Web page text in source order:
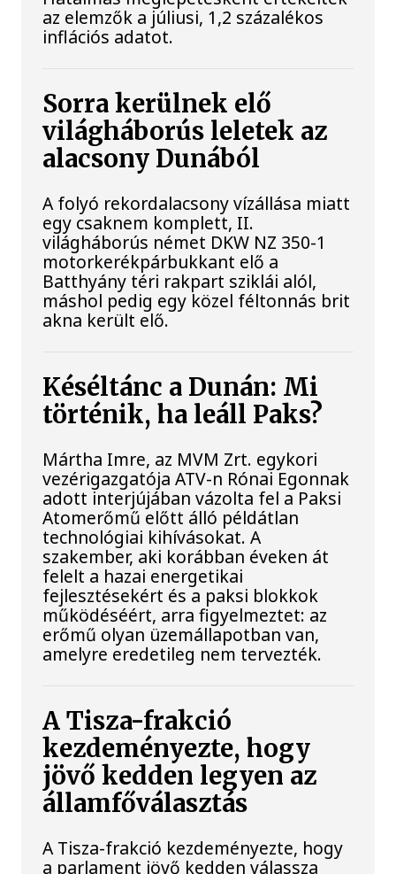
az elemzők a júliusi, 1,2 százalékos
inflációs adatot.
Sorra kerülnek elő
világháborús leletek az
alacsony Dunából
A folyó rekordalacsony vízállása miatt
egy csaknem komplett, II.
világháborús német DKW NZ 350-1
motorkerékpárbukkant elő a
Batthyány téri rakpart sziklái alól,
máshol pedig egy közel féltonnás brit
akna került elő.
Késéltánc a Dunán: Mi
történik, ha leáll Paks?
Mártha Imre, az MVM Zrt. egykori
vezérigazgatója ATV-n Rónai Egonnak
adott interjújában vázolta fel a Paksi
Atomerőmű előtt álló példátlan
technológiai kihívásokat. A
szakember, aki korábban éveken át
felelt a hazai energetikai
fejlesztésekért és a paksi blokkok
működéséért, arra figyelmeztet: az
erőmű olyan üzemállapotban van,
amelyre eredetileg nem tervezték.
A Tisza-frakció
kezdeményezte, hogy
jövő kedden legyen az
államfőválasztás
A Tisza-frakció kezdeményezte, hogy
a parlament jövő kedden válassza